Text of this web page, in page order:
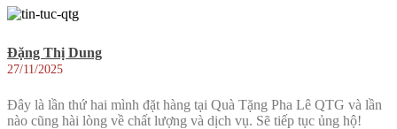
Đặng Thị Dung
27/11/2025
Đây là lần thứ hai mình đặt hàng tại Quà Tặng Pha Lê QTG và lần
nào cũng hài lòng về chất lượng và dịch vụ. Sẽ tiếp tục ủng hộ!